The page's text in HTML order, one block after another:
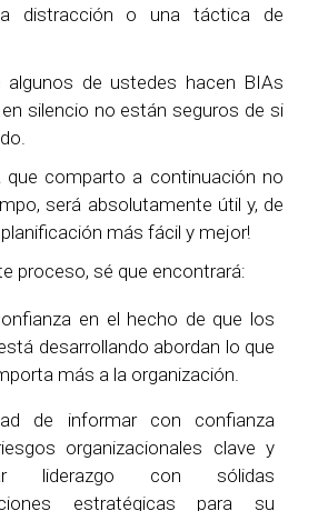
distracción o una táctica de
algunos de ustedes hacen BIAs
silencio no están seguros de si
que comparto a continuación no
será absolutamente útil y, de
planificación más fácil y mejor!
proceso, sé que encontrará:
en el hecho de que los
desarrollando abordan lo que
más a la organización.
de informar con confianza
organizacionales clave y
liderazgo con sólidas
estratégicas para su